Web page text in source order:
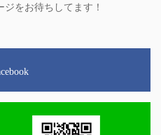
をお待ちしてます！